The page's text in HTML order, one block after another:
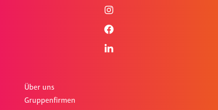
Über uns
Gruppenfirmen